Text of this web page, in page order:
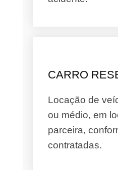
CARRO
Locação de
ou médio, em
parceira,
contratadas.